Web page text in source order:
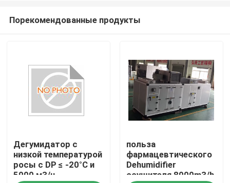
Дом
Продукты
О нас
Порекомендованные продукты
Дегумидатор с
низкой температурой
росы с DP ≤ -20°C и
5000 м3/ч
польза
фармацевтического
Dehumidifier
осушителя 8000m3/h